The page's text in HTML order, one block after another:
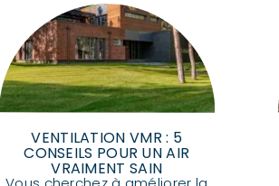
VENTILATION VMR : 5
CONSEILS POUR UN AIR
VRAIMENT SAIN